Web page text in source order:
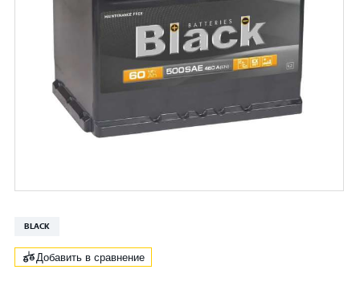
BLACK
Добавить в сравнение